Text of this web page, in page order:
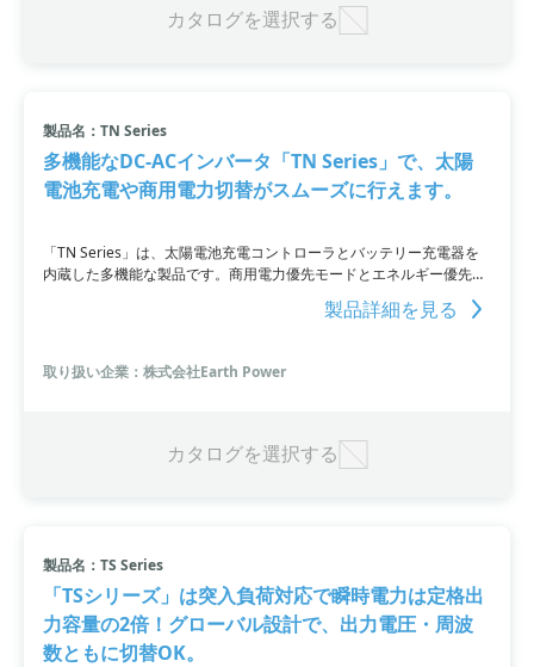
カタログを選択する
製品名：TN Series
多機能なDC-ACインバータ「TN Series」で、太陽
電池充電や商用電力切替がスムーズに行えます。
「TN Series」は、太陽電池充電コントローラとバッテリー充電器を
内蔵した多機能な製品です。商用電力優先モードとエネルギー優先モ
ードを選択でき、切替時間は10ms以下と素早く切り替えられます。
さらに、熱連動式冷却ファンなどの機能により、無駄な消費電力をカ
に抑えることができます。
製品詳細を見る
取り扱い企業：株式会社Earth Power
カタログを選択する
製品名：TS Series
「TSシリーズ」は突入負荷対応で瞬時電力は定格出
力容量の2倍！グローバル設計で、出力電圧・周波
数ともに切替OK。